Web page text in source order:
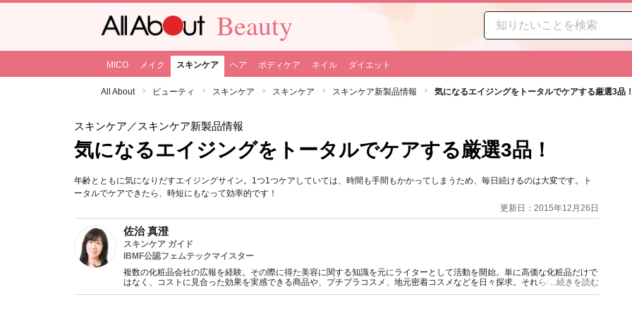
Beauty
MICO メイク スキンケア ヘア ボディケア ネイル ダイエット
All About ビューティ スキンケア スキンケア スキンケア新製品情報 気になるエイジングをトータルでケアする厳選3品
スキンケア ／スキンケア新製品情報
気になるエイジングをトータルでケアする厳選3品！
年齢とともに気になりだすエイジングサイン。1つ1つケアしていては、時間も手間もかかってしまうため、毎日続けるのは大変です。ト
ータルでケアできたら、時短にもなって効率的です！
更新日：2015年12月26日
佐治 真澄
スキンケア ガイド
IBMF公認フェムテックマイスター
複数の化粧品会社の広報を経験。その際に得た美容に関する知識を元にライターとして活動を開始。単に高価な化粧品だけで
はなく、コストに見合った効果を実感できる商品や、プチプラコスメ、地元密着コスメなどを日々探求。それらの商品を、自
分の肌で試しているときが一番幸せを感じる自称コスメマニア。
...続きを読む